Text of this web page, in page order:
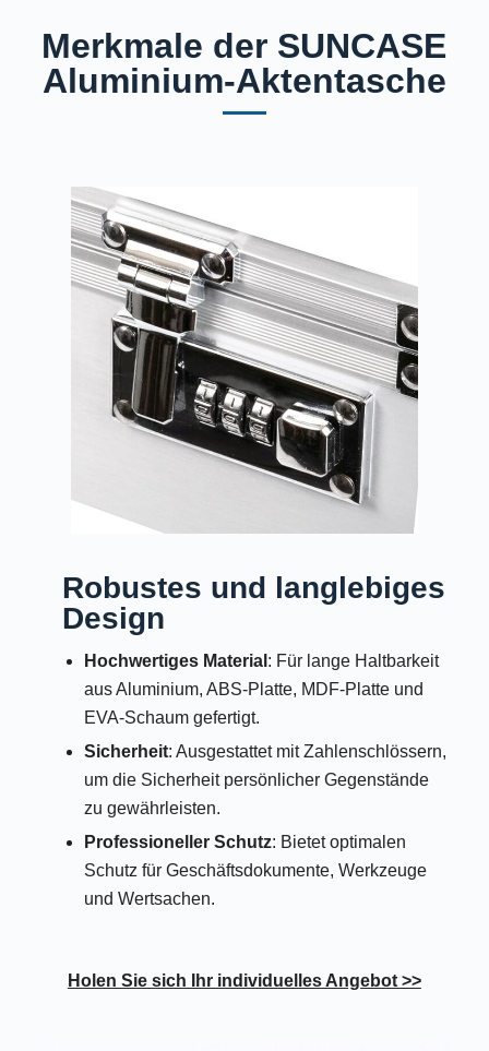
Merkmale der SUNCASE
Aluminium-Aktentasche
Robustes und langlebiges
Design
Hochwertiges Material : Für lange Haltbarkeit
aus Aluminium, ABS-Platte, MDF-Platte und
EVA-Schaum gefertigt.
Sicherheit: Ausgestattet mit Zahlenschlössern,
um die Sicherheit persönlicher Gegenstände
zu gewährleisten.
Professioneller Schutz: Bietet optimalen
Schutz für Geschäftsdokumente, Werkzeuge
und Wertsachen.
Holen Sie sich Ihr individuelles Angebot >>